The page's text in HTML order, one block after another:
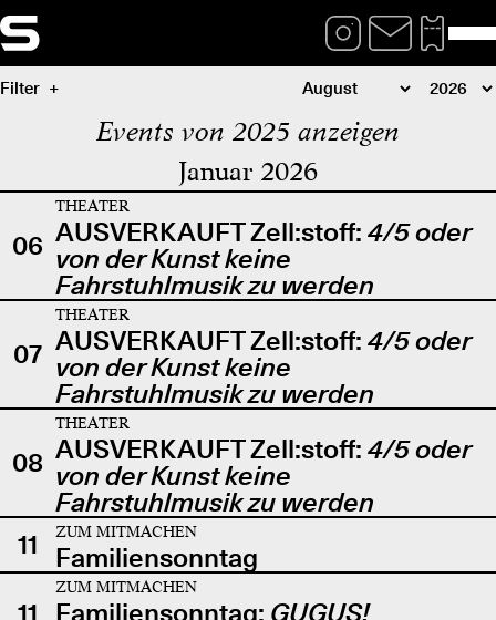
Filter
Events von 2025 anzeigen
Januar 2026
06
THEATER
AUSVERKAUFT Zell:stoff: 4/5 oder
von der Kunst keine
Fahrstuhlmusik zu werden
07
THEATER
AUSVERKAUFT Zell:stoff: 4/5 oder
von der Kunst keine
Fahrstuhlmusik zu werden
08
THEATER
AUSVERKAUFT Zell:stoff: 4/5 oder
von der Kunst keine
Fahrstuhlmusik zu werden
11
ZUM MITMACHEN
Familiensonntag
11
ZUM MITMACHEN
Familiensonntag: GUGUS!